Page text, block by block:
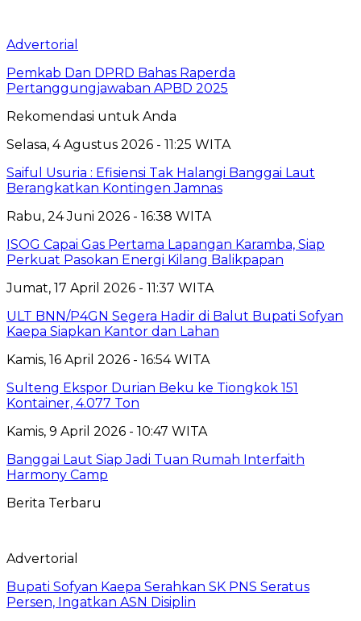
Advertorial
Pemkab Dan DPRD Bahas Raperda
Pertanggungjawaban APBD 2025
Rekomendasi untuk Anda
Selasa, 4 Agustus 2026 - 11:25 WITA
Saiful Usuria : Efisiensi Tak Halangi Banggai Laut
Berangkatkan Kontingen Jamnas
Rabu, 24 Juni 2026 - 16:38 WITA
ISOG Capai Gas Pertama Lapangan Karamba, Siap
Perkuat Pasokan Energi Kilang Balikpapan
Jumat, 17 April 2026 - 11:37 WITA
ULT BNN/P4GN Segera Hadir di Balut Bupati Sofyan
Kaepa Siapkan Kantor dan Lahan
Kamis, 16 April 2026 - 16:54 WITA
Sulteng Ekspor Durian Beku ke Tiongkok 151
Kontainer, 4.077 Ton
Kamis, 9 April 2026 - 10:47 WITA
Banggai Laut Siap Jadi Tuan Rumah Interfaith
Harmony Camp
Berita Terbaru
Advertorial
Bupati Sofyan Kaepa Serahkan SK PNS Seratus
Persen, Ingatkan ASN Disiplin